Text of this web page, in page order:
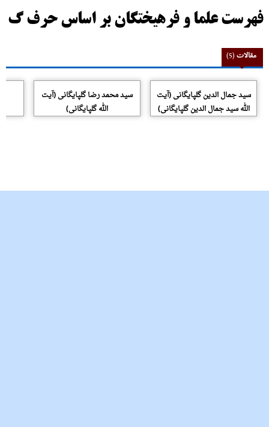
فهرست علما و فرهیختگان بر اساس حرف گ
مقالات(5)
سید جمال الدین گلپایگانی (آیت
الله سید جمال الدین گلپایگانی)
سید محمد رضا گلپایگانی (آیت
الله گلپایگانی)